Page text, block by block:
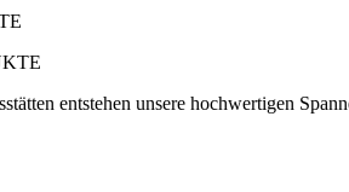
entstehen unsere hochwertigen